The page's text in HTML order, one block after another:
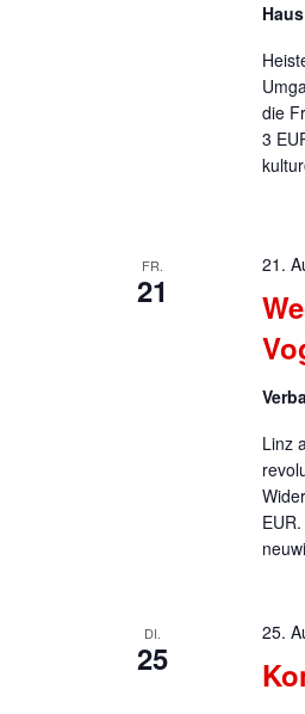
die
3
FR.
21
21.
Linz
DI.
25
25.